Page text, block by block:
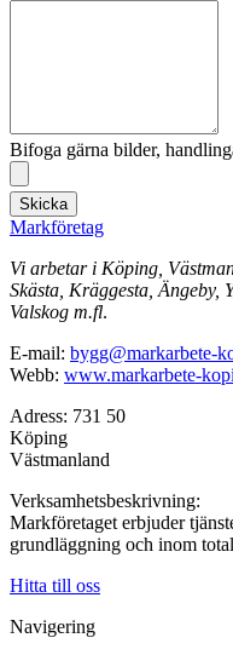
Bifoga gärna bilder,
Skicka
Markföretag
Vi arbetar i Köping,
Skästa, Kräggesta, Ängeby,
Valskog m.fl.
E-mail: bygg@markarbete-
Webb: www.markarbete-
Adress: 731 50
Köping
Västmanland
Verksamhetsbeskrivning:
Markföretaget erbjuder
grundläggning och inom
Hitta till oss
Navigering